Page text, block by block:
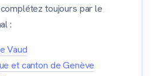
toujours par le
:
Vaud
et canton de Genève